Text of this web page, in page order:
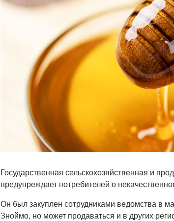
Государственная сельскохозяйственная и
предупреждает потребителей о
Он был закуплен сотрудниками ведомства в
Зноймо, но может продаваться и в других